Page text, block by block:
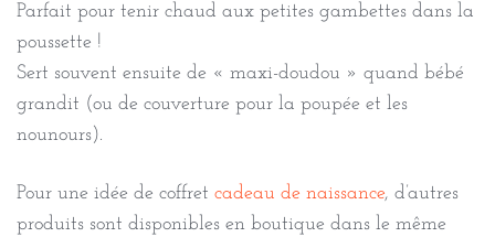
Parfait pour tenir chaud aux petites gambettes dans la
poussette !
Sert souvent ensuite de « maxi-doudou » quand bébé
grandit (ou de couverture pour la poupée et les
nounours).
Pour une idée de coffret cadeau de naissance, d’autres
produits sont disponibles en boutique dans le même